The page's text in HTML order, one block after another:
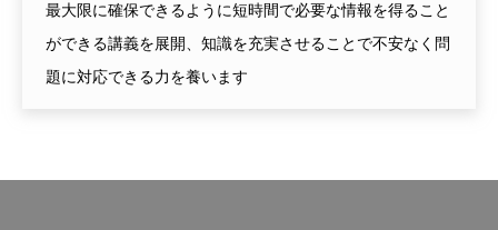
最大限に確保できるように短時間で必要な情報を得ること
ができる講義を展開、知識を充実させることで不安なく問
題に対応できる力を養います